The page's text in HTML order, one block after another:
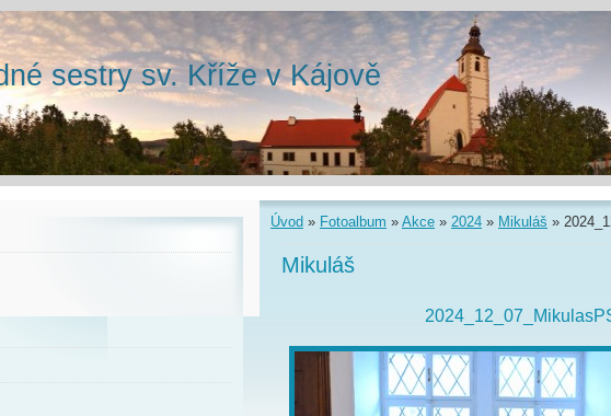
sestry sv. Kříže v Kájově
Úvod » Fotoalbum » Akce » 2024 » Mikuláš »
Mikuláš